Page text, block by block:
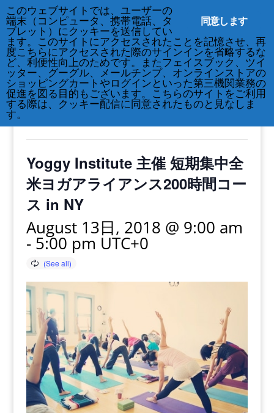
212-677-8621 info@crsny.org
« All Events
This event has passed.
Yoggy Institute 主催 短期集中全
米ヨガアライアンス200時間コー
ス in NY
August 13日, 2018 @ 9:00 am
- 5:00 pm UTC+0
同意します
このウェブサイトでは、ユーザーの
端末（コンピュータ、携帯電話、タ
ブレット）にクッキーを送信してい
ます。このサイトにアクセスされたことを記憶させ、再
度こちらにアクセスされた際のサインインを省略するな
ど、利便性向上のためです。またフェイスブック、ツイ
ッター、グーグル、メールチンプ、オンラインストアの
ショッピングカートやログインといった第三機関業務の
促進を図る目的もございます。こちらのサイトをご利用
する際は、クッキー配信に同意されたものと見なしま
す。